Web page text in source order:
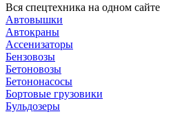
Вся спецтехника на одном сайте
Автовышки
Автокраны
Ассенизаторы
Бензовозы
Бетоновозы
Бетононасосы
Бортовые грузовики
Бульдозеры